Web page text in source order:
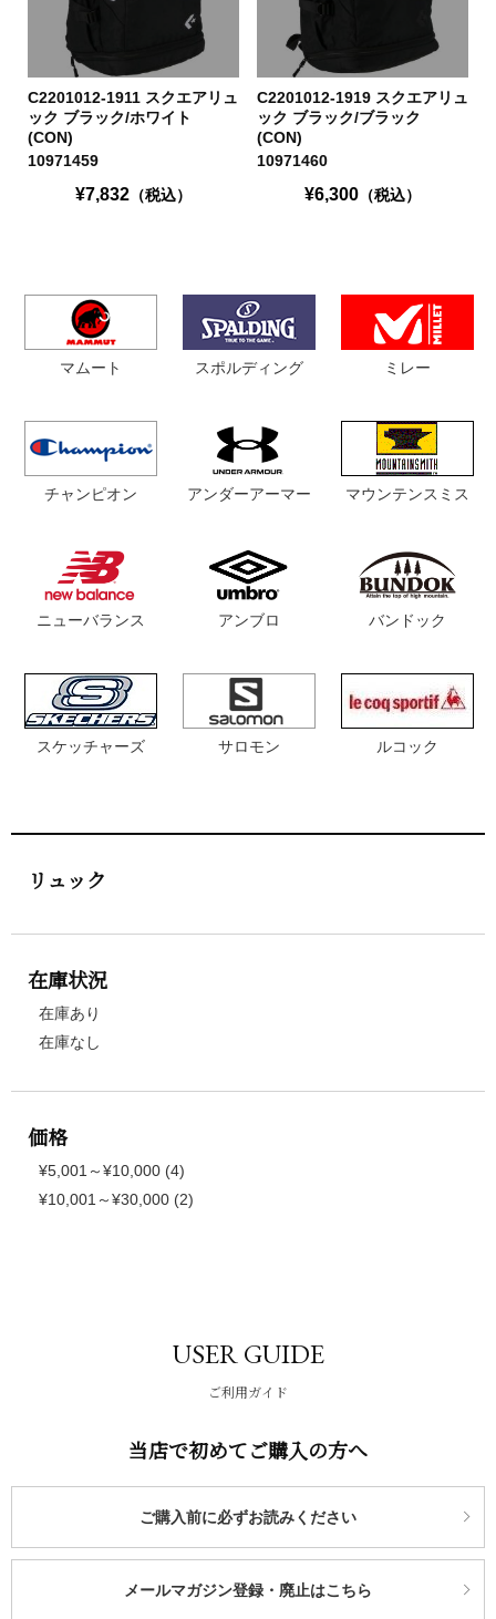
C2201012-1911 スクエアリュ
ック ブラック/ホワイト
(CON)
10971459
¥7,832 （税込）
C2201012-1919 スクエアリュ
ック ブラック/ブラック
(CON)
10971460
¥6,300（税込）
マムート
チャンピオン
ニューバランス
スケッチャーズ
スポルディング
アンダーアーマー
アンブロ
サロモン
ミレー
マウンテンスミス
バンドック
ルコック
リュック
在庫状況
在庫あり
在庫なし
価格
¥5,001～¥10,000 (4)
¥10,001～¥30,000 (2)
USER GUIDE
ご利用ガイド
当店で初めてご購入の方へ
ご購入前に必ずお読みください
メールマガジン登録・廃止はこちら